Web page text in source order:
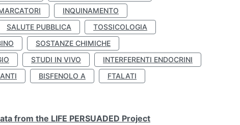
INQUINAMENTO
SALUTE PUBBLICA
TOSSICOLOGIA
SOSTANZE CHIMICHE
STUDI IN VIVO
INTERFERENTI ENDOCRINI
BISFENOLO A
FTALATI
from the LIFE PERSUADED Project